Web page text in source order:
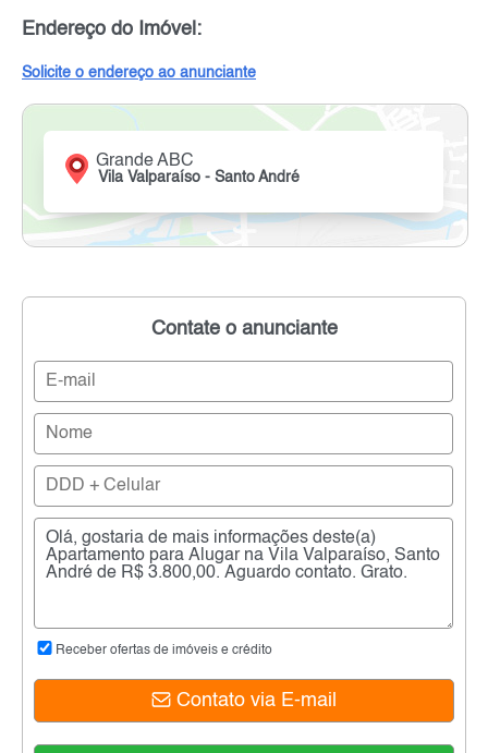
Endereço do Imóvel:
Solicite o endereço ao anunciante
Grande ABC
Vila Valparaíso - Santo André
Contate o anunciante
Receber ofertas de imóveis e crédito
Contato via E-mail